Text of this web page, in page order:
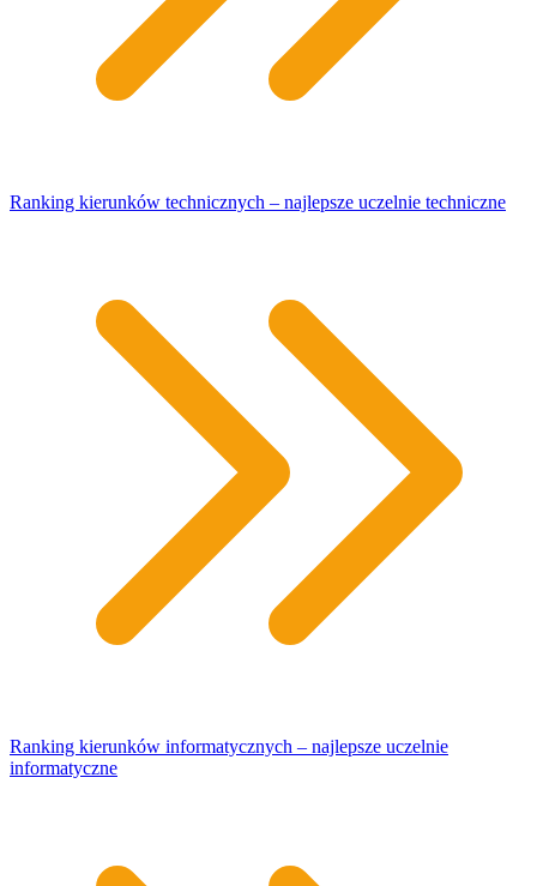
Ranking kierunków technicznych – najlepsze uczelnie techniczne
Ranking kierunków informatycznych – najlepsze uczelnie
informatyczne